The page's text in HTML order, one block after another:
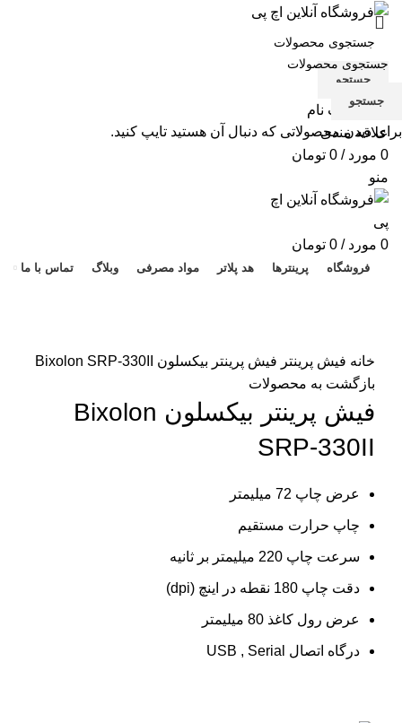
جستجو
ورود / ثبت نام
علاقه مندی
0 مورد /
0 تومان
منو
0 مورد /
0 تومان
فروشگاه پرینترها هد پلاتر مواد مصرفی وبلاگ تماس با ما
خانه فیش پرینتر فیش پرینتر بیکسلون Bixolon SRP-330II
بازگشت به محصولات
فیش پرینتر بیکسلون Bixolon
SRP-330II
عرض چاپ 72 میلیمتر
چاپ حرارت مستقیم
سرعت چاپ 220 میلیمتر بر ثانیه
دقت چاپ 180 نقطه در اینچ (dpi)
عرض رول کاغذ 80 میلیمتر
درگاه اتصال USB , Serial
جستجو
برای دیدن محصولاتی که دنبال آن هستید تایپ کنید.